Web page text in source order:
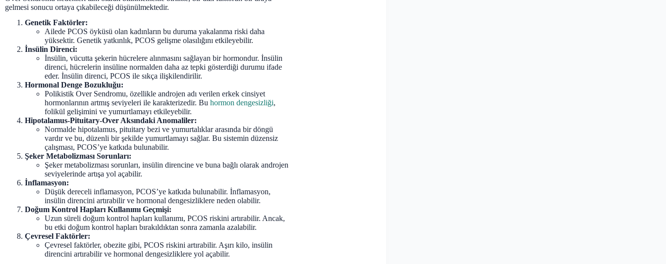
gelmesi sonucu ortaya çıkabileceği düşünülmektedir.
Genetik Faktörler:
Ailede PCOS öyküsü olan kadınların bu duruma yakalanma riski daha
yüksektir. Genetik yatkınlık, PCOS gelişme olasılığını etkileyebilir.
İnsülin Direnci:
İnsülin, vücutta şekerin hücrelere alınmasını sağlayan bir hormondur. İnsülin
direnci, hücrelerin insüline normalden daha az tepki gösterdiği durumu ifade
eder. İnsülin direnci, PCOS ile sıkça ilişkilendirilir.
Hormonal Denge Bozukluğu:
Polikistik Over Sendromu, özellikle androjen adı verilen erkek cinsiyet
hormonlarının artmış seviyeleri ile karakterizedir. Bu hormon dengesizliği,
folikül gelişimini ve yumurtlamayı etkileyebilir.
Hipotalamus-Pituitary-Over Aksındaki Anomaliler:
Normalde hipotalamus, pituitary bezi ve yumurtalıklar arasında bir döngü
vardır ve bu, düzenli bir şekilde yumurtlamayı sağlar. Bu sistemin düzensiz
çalışması, PCOS’ye katkıda bulunabilir.
Şeker Metabolizması Sorunları:
Şeker metabolizması sorunları, insülin direncine ve buna bağlı olarak androjen
seviyelerinde artışa yol açabilir.
İnflamasyon:
Düşük dereceli inflamasyon, PCOS’ye katkıda bulunabilir. İnflamasyon,
insülin direncini artırabilir ve hormonal dengesizliklere neden olabilir.
Doğum Kontrol Hapları Kullanımı Geçmişi:
Uzun süreli doğum kontrol hapları kullanımı, PCOS riskini artırabilir. Ancak,
bu etki doğum kontrol hapları bırakıldıktan sonra zamanla azalabilir.
Çevresel Faktörler:
Çevresel faktörler, obezite gibi, PCOS riskini artırabilir. Aşırı kilo, insülin
direncini artırabilir ve hormonal dengesizliklere yol açabilir.